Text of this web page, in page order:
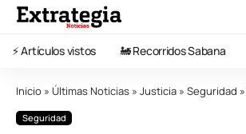
⚡️ Artículos vistos 🚂 Recorridos Sabana
Inicio » Últimas Noticias » Justicia » Seguridad »
Seguridad